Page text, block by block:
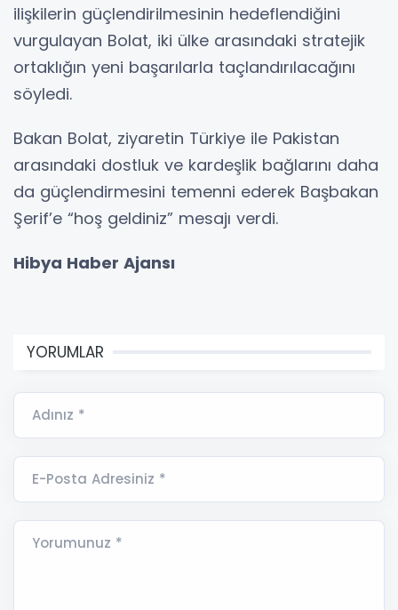
ilişkilerin güçlendirilmesinin hedeflendiğini
vurgulayan Bolat, iki ülke arasındaki stratejik
ortaklığın yeni başarılarla taçlandırılacağını
söyledi.
Bakan Bolat, ziyaretin Türkiye ile Pakistan
arasındaki dostluk ve kardeşlik bağlarını daha
da güçlendirmesini temenni ederek Başbakan
Şerif’e “hoş geldiniz” mesajı verdi.
Hibya Haber Ajansı
YORUMLAR
Adınız *
E-Posta Adresiniz *
Yorumunuz *